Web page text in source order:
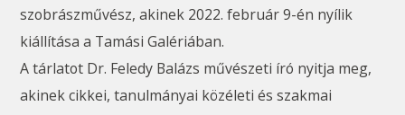
szobrászművész, akinek 2022. február 9-én nyílik
kiállítása a Tamási Galériában.
A tárlatot Dr. Feledy Balázs művészeti író nyitja meg,
akinek cikkei, tanulmányai közéleti és szakmai